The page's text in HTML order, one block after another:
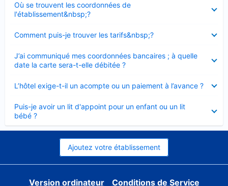
Où se trouvent les coordonnées de
l'établissement&nbsp;?
fermé
Comment puis-je trouver les tarifs&nbsp;?
fermé
J’ai communiqué mes coordonnées bancaires ; à quelle
date la carte sera-t-elle débitée ?
fermé
L’hôtel exige-t-il un acompte ou un paiement à l’avance ?
fermé
Puis-je avoir un lit d'appoint pour un enfant ou un lit
bébé ?
fermé
Ajoutez votre établissement
Version ordinateur
Conditions de Service